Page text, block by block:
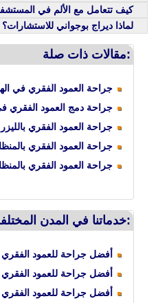
كيف تتعامل مع الألم في
لماذا ديراج بوجواني للاستشارات؟
مقالات ذات صلة:
جراحة العمود الفقري في
جراحة دمج العمود الفقري
جراحة العمود الفقري
جراحة العمود الفقري
جراحة العمود الفقري
خدماتنا في المدن المختلفة:
أفضل جراحة للعمود
أفضل جراحة للعمود
أفضل جراحة للعمود الفقري